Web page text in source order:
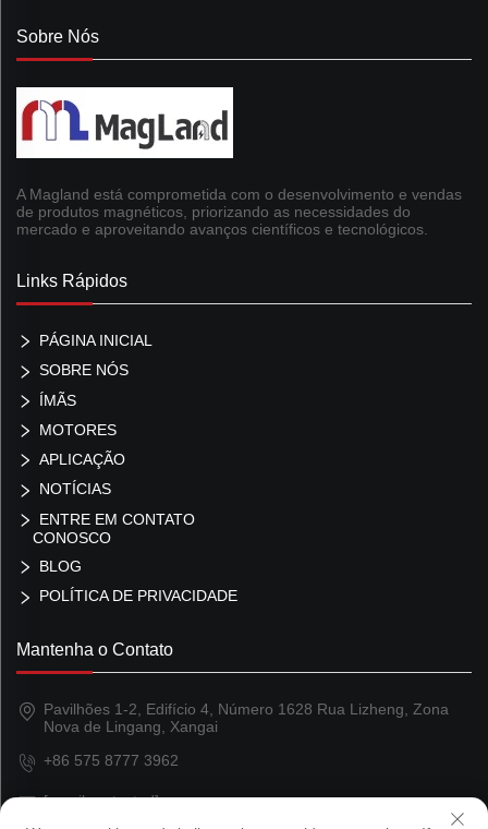
Sobre Nós
A Magland está comprometida com o desenvolvimento e vendas
de produtos magnéticos, priorizando as necessidades do
mercado e aproveitando avanços científicos e tecnológicos.
Links Rápidos
PÁGINA INICIAL
SOBRE NÓS
ÍMÃS
MOTORES
APLICAÇÃO
NOTÍCIAS
ENTRE EM CONTATO
CONOSCO
BLOG
POLÍTICA DE PRIVACIDADE
Mantenha o Contato
Pavilhões 1-2, Edifício 4, Número 1628 Rua Lizheng, Zona
Nova de Lingang, Xangai
+86 575 8777 3962
[email protected]